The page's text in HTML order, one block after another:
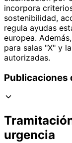
incorpora
sostenibilidad,
regula ayudas
europea.
para salas "X" y
autorizadas.
urgencia